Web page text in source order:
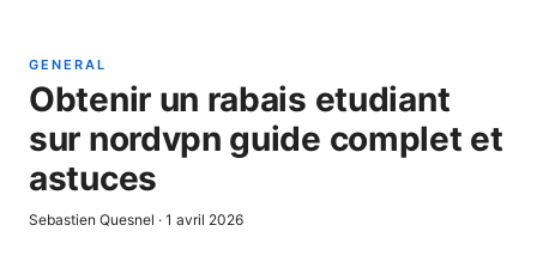
GENERAL
Obtenir un rabais etudiant
sur nordvpn guide complet et
astuces
Sebastien Quesnel · 1 avril 2026